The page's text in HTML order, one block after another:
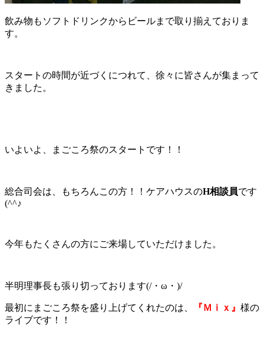
飲み物もソフトドリンクからビールまで取り揃えておりま
す。
スタートの時間が近づくにつれて、徐々に皆さんが集まって
きました。
いよいよ、まごころ祭のスタートです！！
総合司会は、もちろんこの方！！ケアハウスのH相談員です
(^^♪
今年もたくさんの方にご来場していただけました。
半明理事長も張り切っております(/・ω・)/
最初にまごころ祭を盛り上げてくれたのは、 『Ｍｉｘ』 様の
ライブです！！